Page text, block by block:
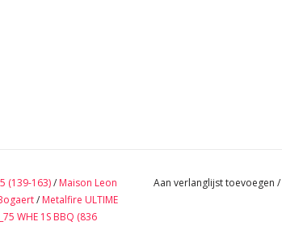
(139-163)/ Maison Leon
/ Metalfire ULTIME
WHE 1S BBQ (836
Aan verlanglijst toevoegen /